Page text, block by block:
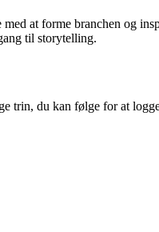
at forme branchen og
til storytelling.
trin, du kan følge for at